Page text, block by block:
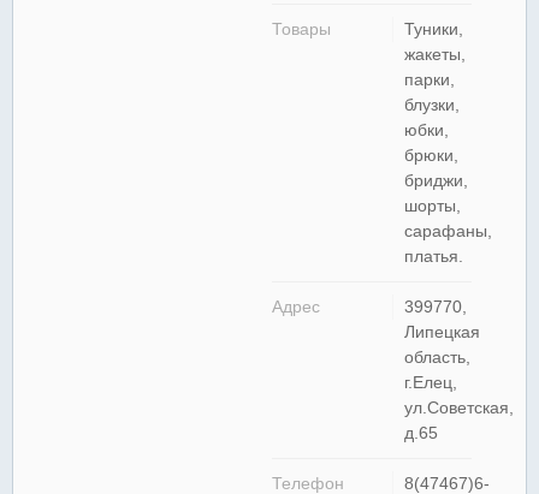
Товары
Туники,
жакеты,
парки,
блузки,
юбки,
брюки,
бриджи,
шорты,
сарафаны,
платья.
Адрес
399770,
Липецкая
область,
г.Елец,
ул.Советская,
д.65
Телефон
8(47467)6-